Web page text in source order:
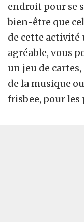
endroit pour se
bien-être que
de cette activité
agréable, vous
un jeu de
de la musique
frisbee, pour les